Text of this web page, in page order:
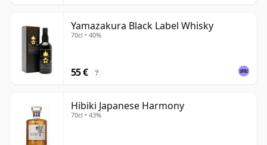
Yamazakura Black Label Whisky
70cl • 40%
55 € ?
Hibiki Japanese Harmony
70cl • 43%